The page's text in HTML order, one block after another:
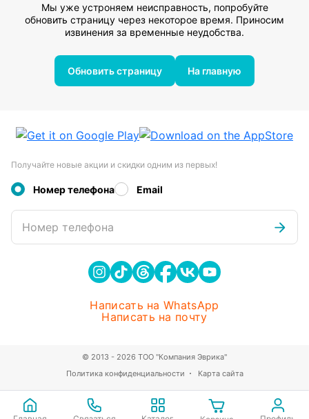
Мы уже устроняем неисправность, попробуйте
обновить страницу через некоторое время. Приносим
извинения за временные неудобства.
Обновить страницу На главную
Получайте новые акции и скидки одним из первых!
Номер телефона Email
Номер телефона
Написать на WhatsApp
Написать на почту
Политика конфиденциальности Карта сайта
© 2013 - 2026 ТОО "Компания Эврика"